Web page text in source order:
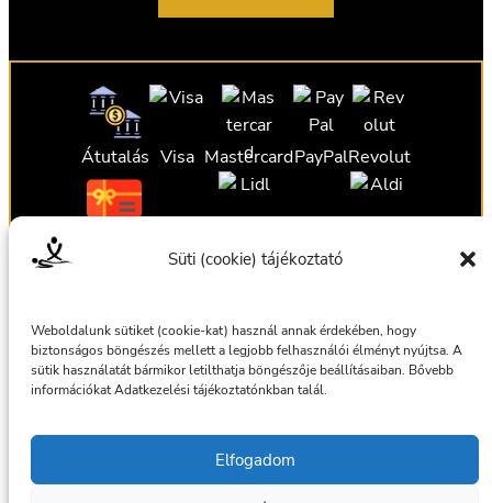
Süti (cookie) tájékoztató
Weboldalunk sütiket (cookie-kat) használ annak érdekében, hogy
biztonságos böngészés mellett a legjobb felhasználói élményt nyújtsa. A
sütik használatát bármikor letilthatja böngészője beállításaiban. Bővebb
információkat Adatkezelési tájékoztatónkban talál.
Elfogadom
Átutalás Visa MastercardPayPalRevolut
Ajándékutalvány
Ajándékutalvány
Általános szerződési feltételek
Adatkezelési tájékoztató